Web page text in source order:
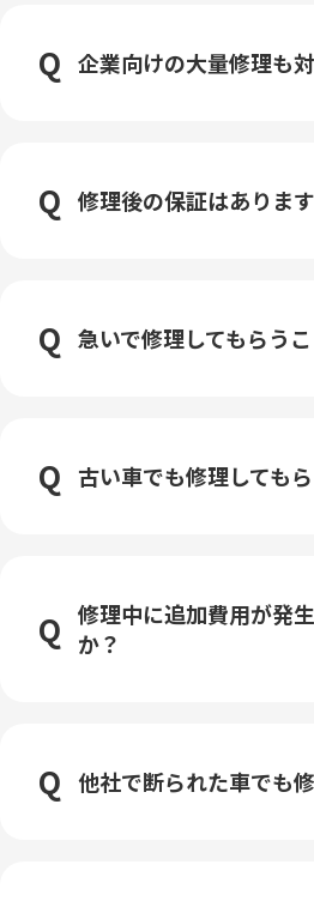
企業向けの大量修理も
修理後の保証はありま
急いで修理してもらう
古い車でも修理しても
修理中に追加費用が発
か？
他社で断られた車でも